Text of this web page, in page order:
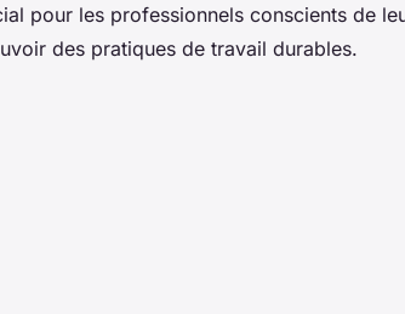
pour les professionnels conscients de
des pratiques de travail durables.